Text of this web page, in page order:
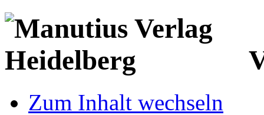
Zum Inhalt wechseln